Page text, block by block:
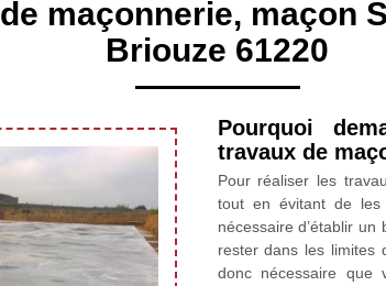
maçonnerie, maçon
Briouze 61220
Pourquoi
travaux de
Pour réaliser les
tout en évitant de
nécessaire d’établir
rester dans les limites
donc nécessaire que